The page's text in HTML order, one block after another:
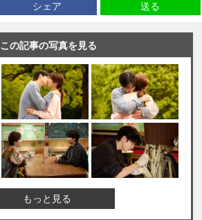
シェア 送る
この記事の写真を見る
もっと見る